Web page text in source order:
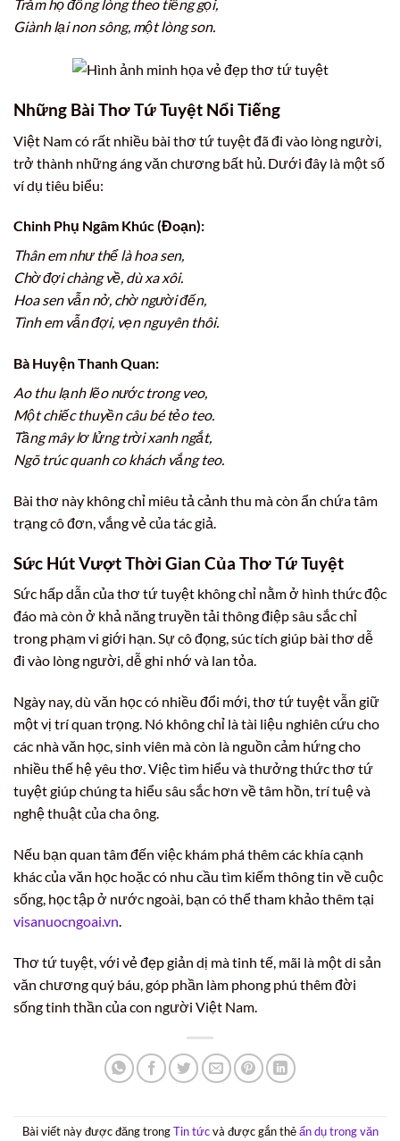
Trăm họ đồng lòng theo tiếng gọi,
Giành lại non sông, một lòng son.
Những Bài Thơ Tứ Tuyệt Nổi Tiếng
Việt Nam có rất nhiều bài thơ tứ tuyệt đã đi vào lòng người,
trở thành những áng văn chương bất hủ. Dưới đây là một số
ví dụ tiêu biểu:
Chinh Phụ Ngâm Khúc (Đoạn):
Thân em như thể là hoa sen,
Chờ đợi chàng về, dù xa xôi.
Hoa sen vẫn nở, chờ người đến,
Tình em vẫn đợi, vẹn nguyên thôi.
Bà Huyện Thanh Quan:
Ao thu lạnh lẽo nước trong veo,
Một chiếc thuyền câu bé tẻo teo.
Tầng mây lơ lửng trời xanh ngắt,
Ngõ trúc quanh co khách vắng teo.
Bài thơ này không chỉ miêu tả cảnh thu mà còn ẩn chứa tâm
trạng cô đơn, vắng vẻ của tác giả.
Sức Hút Vượt Thời Gian Của Thơ Tứ Tuyệt
Sức hấp dẫn của thơ tứ tuyệt không chỉ nằm ở hình thức độc
đáo mà còn ở khả năng truyền tải thông điệp sâu sắc chỉ
trong phạm vi giới hạn. Sự cô đọng, súc tích giúp bài thơ dễ
đi vào lòng người, dễ ghi nhớ và lan tỏa.
Ngày nay, dù văn học có nhiều đổi mới, thơ tứ tuyệt vẫn giữ
một vị trí quan trọng. Nó không chỉ là tài liệu nghiên cứu cho
các nhà văn học, sinh viên mà còn là nguồn cảm hứng cho
nhiều thế hệ yêu thơ. Việc tìm hiểu và thưởng thức thơ tứ
tuyệt giúp chúng ta hiểu sâu sắc hơn về tâm hồn, trí tuệ và
nghệ thuật của cha ông.
Nếu bạn quan tâm đến việc khám phá thêm các khía cạnh
khác của văn học hoặc có nhu cầu tìm kiếm thông tin về cuộc
sống, học tập ở nước ngoài, bạn có thể tham khảo thêm tại
visanuocngoai.vn.
Thơ tứ tuyệt, với vẻ đẹp giản dị mà tinh tế, mãi là một di sản
văn chương quý báu, góp phần làm phong phú thêm đời
sống tinh thần của con người Việt Nam.
Bài viết này được đăng trongTin tứcvà được gắn thẻẩn dụ trong văn